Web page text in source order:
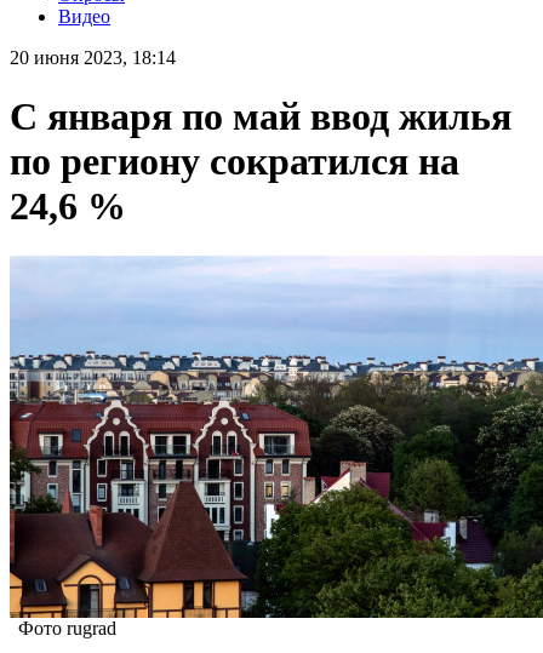
Видео
20 июня 2023, 18:14
С января по май ввод жилья
по региону сократился на
24,6 %
Фото rugrad